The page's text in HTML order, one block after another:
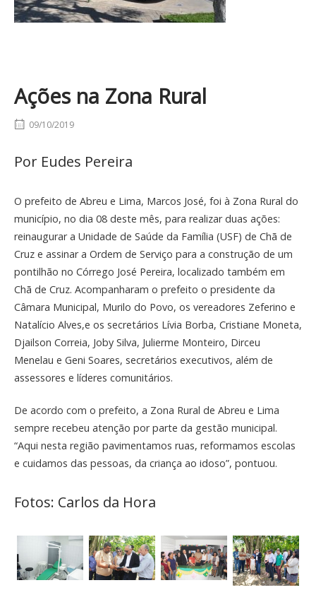
Ações na Zona Rural
09/10/2019
Por Eudes Pereira
O prefeito de Abreu e Lima, Marcos José, foi à Zona Rural do
município, no dia 08 deste mês, para realizar duas ações:
reinaugurar a Unidade de Saúde da Família (USF) de Chã de
Cruz e assinar a Ordem de Serviço para a construção de um
pontilhão no Córrego José Pereira, localizado também em
Chã de Cruz. Acompanharam o prefeito o presidente da
Câmara Municipal, Murilo do Povo, os vereadores Zeferino e
Natalício Alves,e os secretários Lívia Borba, Cristiane Moneta,
Djailson Correia, Joby Silva, Julierme Monteiro, Dirceu
Menelau e Geni Soares, secretários executivos, além de
assessores e líderes comunitários.
De acordo com o prefeito, a Zona Rural de Abreu e Lima
sempre recebeu atenção por parte da gestão municipal.
“Aqui nesta região pavimentamos ruas, reformamos escolas
e cuidamos das pessoas, da criança ao idoso”, pontuou.
Fotos: Carlos da Hora